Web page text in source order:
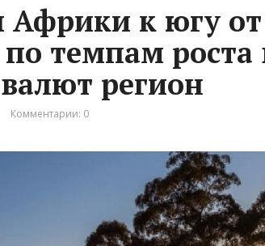
Африки к югу
темпам роста
регион
Комментарии: 0